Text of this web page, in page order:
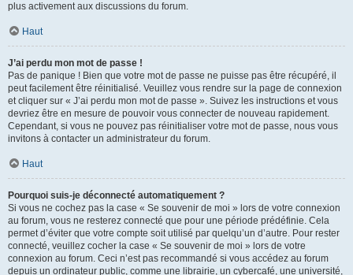
plus activement aux discussions du forum.
Haut
J’ai perdu mon mot de passe !
Pas de panique ! Bien que votre mot de passe ne puisse pas être récupéré, il
peut facilement être réinitialisé. Veuillez vous rendre sur la page de connexion
et cliquer sur « J’ai perdu mon mot de passe ». Suivez les instructions et vous
devriez être en mesure de pouvoir vous connecter de nouveau rapidement.
Cependant, si vous ne pouvez pas réinitialiser votre mot de passe, nous vous
invitons à contacter un administrateur du forum.
Haut
Pourquoi suis-je déconnecté automatiquement ?
Si vous ne cochez pas la case « Se souvenir de moi » lors de votre connexion
au forum, vous ne resterez connecté que pour une période prédéfinie. Cela
permet d’éviter que votre compte soit utilisé par quelqu’un d’autre. Pour rester
connecté, veuillez cocher la case « Se souvenir de moi » lors de votre
connexion au forum. Ceci n’est pas recommandé si vous accédez au forum
depuis un ordinateur public, comme une librairie, un cybercafé, une université,